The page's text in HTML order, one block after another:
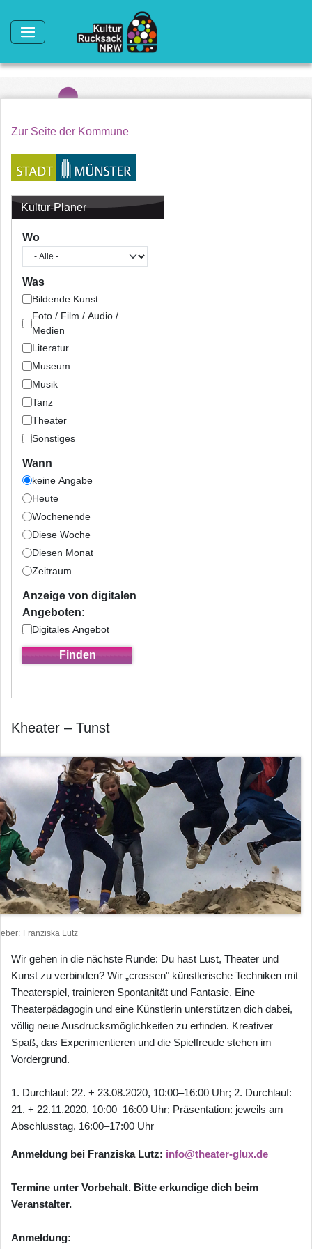
Zur Seite der Kommune
Kultur-Planer
Wo
Was
Bildende Kunst
Foto / Film / Audio /
Medien
Literatur
Museum
Musik
Tanz
Theater
Sonstiges
Wann
keine Angabe
Heute
Wochenende
Diese Woche
Diesen Monat
Zeitraum
Anzeige von digitalen
Angeboten:
Digitales Angebot
Kheater – Tunst
Franziska Lutz
Wir gehen in die nächste Runde: Du hast Lust, Theater und
Kunst zu verbinden? Wir „crossen" künstlerische Techniken mit
Theaterspiel, trainieren Spontanität und Fantasie. Eine
Theaterpädagogin und eine Künstlerin unterstützen dich dabei,
völlig neue Ausdrucksmöglichkeiten zu erfinden. Kreativer
Spaß, das Experimentieren und die Spielfreude stehen im
Vordergrund.
1. Durchlauf: 22. + 23.08.2020, 10:00–16:00 Uhr; 2. Durchlauf:
21. + 22.11.2020, 10:00–16:00 Uhr; Präsentation: jeweils am
Abschlusstag, 16:00–17:00 Uhr
Anmeldung bei Franziska Lutz: info@theater-glux.de
Termine unter Vorbehalt. Bitte erkundige dich beim
Veranstalter.
Anmeldung: